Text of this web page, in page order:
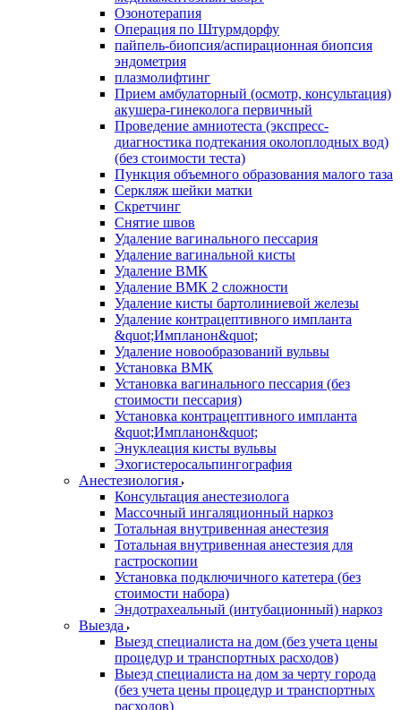
Озонотерапия
Операция по Штурмдорфу
пайпель-биопсия/аспирационная биопсия
эндометрия
плазмолифтинг
Прием амбулаторный (осмотр, консультация)
акушера-гинеколога первичный
Проведение амниотеста (экспресс-
диагностика подтекания околоплодных вод)
(без стоимости теста)
Пункция объемного образования малого таза
Серкляж шейки матки
Скретчинг
Снятие швов
Удаление вагинального пессария
Удаление вагинальной кисты
Удаление ВМК
Удаление ВМК 2 сложности
Удаление кисты бартолиниевой железы
Удаление контрацептивного импланта
&quot;Импланон&quot;
Удаление новообразований вульвы
Установка ВМК
Установка вагинального пессария (без
стоимости пессария)
Установка контрацептивного импланта
&quot;Импланон&quot;
Энуклеация кисты вульвы
Эхогистеросальпингография
Анестезиология
Консультация анестезиолога
Массочный ингаляционный наркоз
Тотальная внутривенная анестезия
Тотальная внутривенная анестезия для
гастроскопии
Установка подключичного катетера (без
стоимости набора)
Эндотрахеальный (интубационный) наркоз
Выезда
Выезд специалиста на дом (без учета цены
процедур и транспортных расходов)
Выезд специалиста на дом за черту города
(без учета цены процедур и транспортных
расходов)